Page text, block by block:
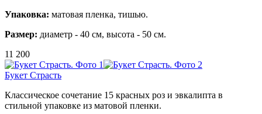
Упаковка: матовая пленка, тишью.
Размер: диаметр - 40 см, высота - 50 см.
11 200
Букет Страсть
Классическое сочетание 15 красных роз и эвкалипта в
стильной упаковке из матовой пленки.